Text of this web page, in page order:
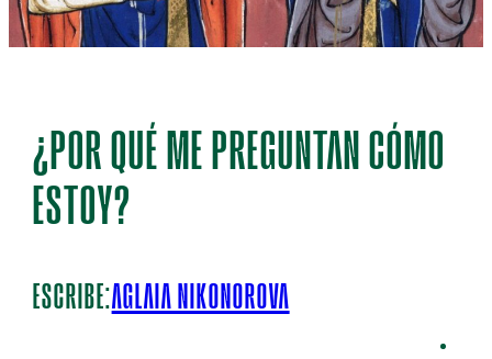
¿POR QUÉ ME PREGUNTAN CÓMO
ESTOY?
ESCRIBE:AGLAIA NIKONOROVA